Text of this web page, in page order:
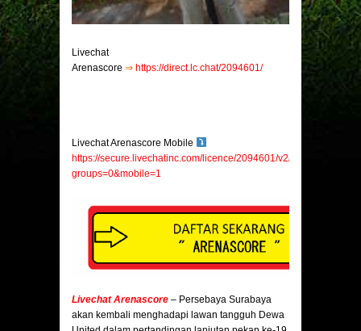
Livechat
Arenascore ⇒ https://direct.lc.chat/2094601/
Livechat Arenascore Mobile
https://secure.livechatinc.com/licence/2094601/v2/open_chat.cgi?
groups=0&mobile=1
Livechat Arenascore – Persebaya Surabaya
akan kembali menghadapi lawan tangguh Dewa